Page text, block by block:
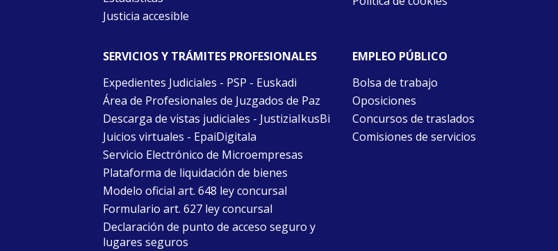
Justicia accesible
SERVICIOS Y TRÁMITES PROFESIONALES
Expedientes Judiciales - PSP - Euskadi
Área de Profesionales de Juzgados de Paz
Descarga de vistas judiciales - JustiziaIkusBi
Juicios virtuales - EpaiDigitala
Servicio Electrónico de Microempresas
Plataforma de liquidación de bienes
Modelo oficial art. 648 ley concursal
Formulario art. 627 ley concursal
Declaración de punto de acceso seguro y
lugares seguros
EMPLEO PÚBLICO
Bolsa de trabajo
Oposiciones
Concursos de traslados
Comisiones de servicios